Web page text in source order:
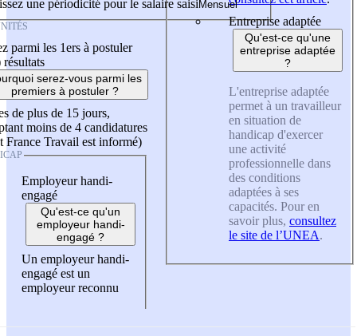
une périodicité pour le salaire saisi
parmi les 1ers à postuler
résultats
serez-vous parmi les
premiers à postuler ?
de plus de 15 jours,
moins de 4 candidatures
France Travail est informé)
Employeur handi-
engagé
Qu'est-ce qu'un
employeur handi-
engagé ?
Un employeur handi-
engagé est un
employeur reconnu
Entreprise adaptée
Qu'est-ce qu'une
entreprise adaptée
?
L'entreprise adaptée
permet à un travailleur
en situation de
handicap d'exercer
une activité
professionnelle dans
des conditions
adaptées à ses
capacités. Pour en
savoir plus, consultez
le site de l’UNEA.